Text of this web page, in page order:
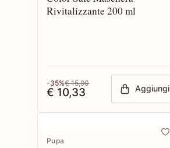
Rivitalizzante 200 ml
-35%€ 15,90
€ 10,33 Aggiungi
Pupa